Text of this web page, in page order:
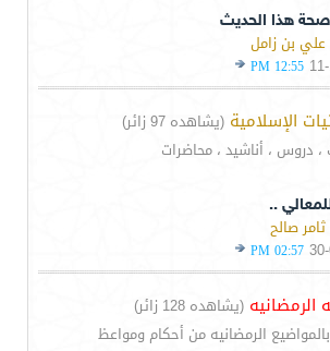
هذا الحديث
علي بن زامل
12:55 PM
الإسلامية (يشاهده 97 زائر)
، دروس ، أناشيد ، محاضرات
..
ثامر صالح
02:57 PM
الرمضانيه (يشاهده 128 زائر)
الرمضانيه من أحكام ومواعظ